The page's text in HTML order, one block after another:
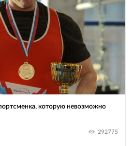
которую невозможно
292775